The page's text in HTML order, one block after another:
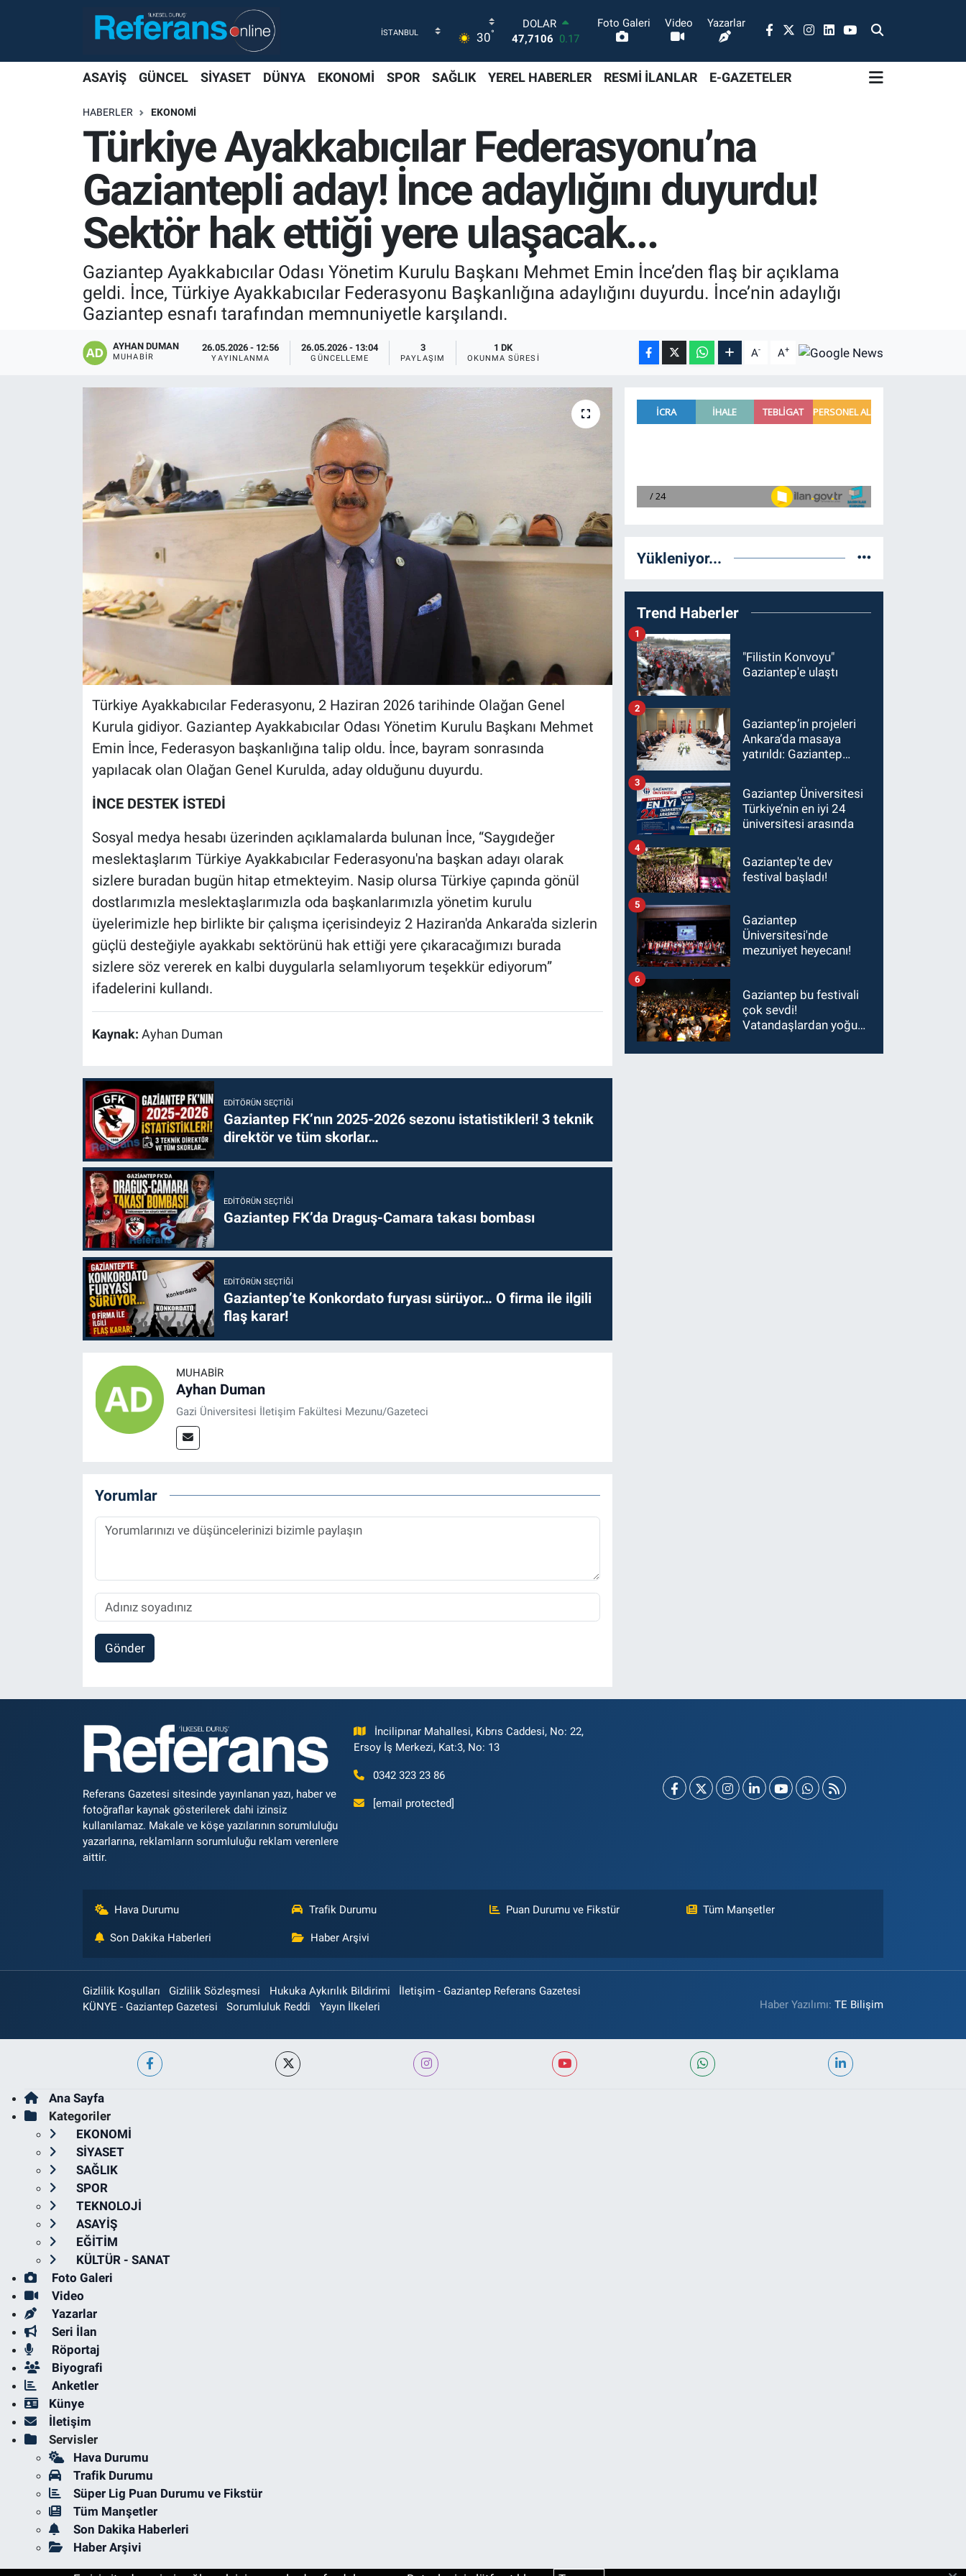
30°
DOLAR
47,7106 0.17
STERLİN
6648.99
BİST100
13.773 -19
BITCOIN
65.130,04 1.2
Foto Galeri Video Yazarlar
ASAYİŞ GÜNCEL SİYASET DÜNYA EKONOMİ SPOR SAĞLIK YEREL HABERLER RESMİ İLANLAR E-GAZETELER
HABERLER EKONOMİ
Türkiye Ayakkabıcılar Federasyonu’na
Gaziantepli aday! İnce adaylığını duyurdu!
Sektör hak ettiği yere ulaşacak...
Gaziantep Ayakkabıcılar Odası Yönetim Kurulu Başkanı Mehmet Emin İnce’den flaş bir açıklama
geldi. İnce, Türkiye Ayakkabıcılar Federasyonu Başkanlığına adaylığını duyurdu. İnce’nin adaylığı
Gaziantep esnafı tarafından memnuniyetle karşılandı.
AYHAN DUMAN
MUHABIR
26.05.2026 - 12:56
YAYINLANMA
26.05.2026 - 13:04
GÜNCELLEME
3
PAYLAŞIM
1 DK
OKUNMA SÜRESI A- A+
Türkiye Ayakkabıcılar Federasyonu, 2 Haziran 2026 tarihinde Olağan Genel
Kurula gidiyor. Gaziantep Ayakkabıcılar Odası Yönetim Kurulu Başkanı Mehmet
Emin İnce, Federasyon başkanlığına talip oldu. İnce, bayram sonrasında
yapılacak olan Olağan Genel Kurulda, aday olduğunu duyurdu.
İNCE DESTEK İSTEDİ
Sosyal medya hesabı üzerinden açıklamalarda bulunan İnce, “Saygıdeğer
meslektaşlarım Türkiye Ayakkabıcılar Federasyonu'na başkan adayı olarak
sizlere buradan bugün hitap etmekteyim. Nasip olursa Türkiye çapında gönül
dostlarımızla meslektaşlarımızla oda başkanlarımızla yönetim kurulu
üyelerimizle hep birlikte bir çalışma içerisindeyiz 2 Haziran'da Ankara'da sizlerin
güçlü desteğiyle ayakkabı sektörünü hak ettiği yere çıkaracağımızı burada
sizlere söz vererek en kalbi duygularla selamlıyorum teşekkür ediyorum”
ifadelerini kullandı.
Kaynak: Ayhan Duman
EDITÖRÜN SEÇTIĞI
Gaziantep FK’nın 2025-2026 sezonu istatistikleri! 3 teknik
direktör ve tüm skorlar…
EDITÖRÜN SEÇTIĞI
Gaziantep FK’da Draguş-Camara takası bombası
EDITÖRÜN SEÇTIĞI
Gaziantep’te Konkordato furyası sürüyor… O firma ile ilgili
flaş karar!
MUHABIR
Ayhan Duman
Gazi Üniversitesi İletişim Fakültesi Mezunu/Gazeteci
Yorumlar
Gönder
Yükleniyor...
Trend Haberler
"Filistin Konvoyu"
Gaziantep'e ulaştı
1
Gaziantep’in projeleri
Ankara’da masaya
yatırıldı: Gaziantep
Şimşek’e ziyaret!
2
Gaziantep Üniversitesi
Türkiye’nin en iyi 24
üniversitesi arasında
3
Gaziantep'te dev
festival başladı!
4
Gaziantep
Üniversitesi'nde
mezuniyet heyecanı!
5
Gaziantep bu festivali
çok sevdi!
Vatandaşlardan yoğun
6
Referans Gazetesi sitesinde yayınlanan yazı, haber ve
fotoğraflar kaynak gösterilerek dahi izinsiz
kullanılamaz. Makale ve köşe yazılarının sorumluluğu
yazarlarına, reklamların sorumluluğu reklam verenlere
aittir.
İncilipınar Mahallesi, Kıbrıs Caddesi, No: 22,
Ersoy İş Merkezi, Kat:3, No: 13
0342 323 23 86
[email protected]
Hava Durumu Trafik Durumu Puan Durumu ve Fikstür Tüm Manşetler
Son Dakika Haberleri Haber Arşivi
Gizlilik Koşulları Gizlilik Sözleşmesi Hukuka Aykırılık Bildirimi
İletişim - Gaziantep Referans Gazetesi
KÜNYE - Gaziantep Gazetesi
Sorumluluk Reddi Yayın İlkeleri Haber Yazılımı:TE Bilişim
Ana Sayfa
Kategoriler
EKONOMİ
SİYASET
SAĞLIK
SPOR
TEKNOLOJİ
ASAYİŞ
EĞİTİM
KÜLTÜR - SANAT
Foto Galeri
Video
Yazarlar
Seri İlan
Röportaj
Biyografi
Anketler
Künye
İletişim
Servisler
Hava Durumu
Trafik Durumu
Süper Lig Puan Durumu ve Fikstür
Tüm Manşetler
Son Dakika Haberleri
Haber Arşivi